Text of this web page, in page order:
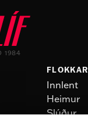
1984
FLOKKAR
Innlent
Heimur